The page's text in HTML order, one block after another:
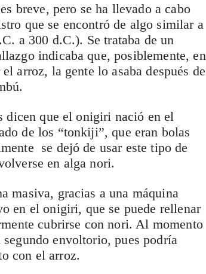
breve, pero se ha llevado a cabo
que se encontró de algo similar a
a 300 d.C.). Se trataba de un
indicaba que, posiblemente, en
arroz, la gente lo asaba después de
dicen que el onigiri nació en el
de los “tonkiji”, que eran bolas
se dejó de usar este tipo de
en alga nori.
masiva, gracias a una máquina
en el onigiri, que se puede rellenar
cubrirse con nori. Al momento
envoltorio, pues podría
con el arroz.